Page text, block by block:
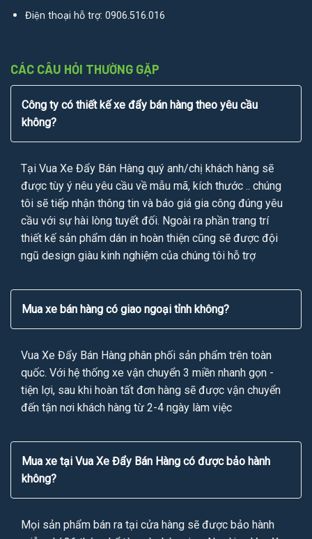
Điện thoại hỗ trợ: 0906.516.016
CÁC CÂU HỎI THƯỜNG GẶP
Công ty có thiết kế xe đẩy bán hàng theo yêu cầu
không?
Tại Vua Xe Đẩy Bán Hàng quý anh/chị khách hàng sẽ
được tùy ý nêu yêu cầu về mẫu mã, kích thước .. chúng
tôi sẽ tiếp nhận thông tin và báo giá gia công đúng yêu
cầu với sự hài lòng tuyết đối. Ngoài ra phần trang trí
thiết kế sản phẩm dán in hoàn thiện cũng sẽ được đội
ngũ design giàu kinh nghiệm của chúng tôi hỗ trợ
Mua xe bán hàng có giao ngoại tỉnh không?
Vua Xe Đẩy Bán Hàng phân phối sản phẩm trên toàn
quốc. Với hệ thống xe vận chuyển 3 miền nhanh gọn -
tiện lợi, sau khi hoàn tất đơn hàng sẽ được vận chuyển
đến tận nơi khách hàng từ 2-4 ngày làm việc
Mua xe tại Vua Xe Đẩy Bán Hàng có được bảo hành
không?
Mọi sản phẩm bán ra tại cửa hàng sẽ được bảo hành